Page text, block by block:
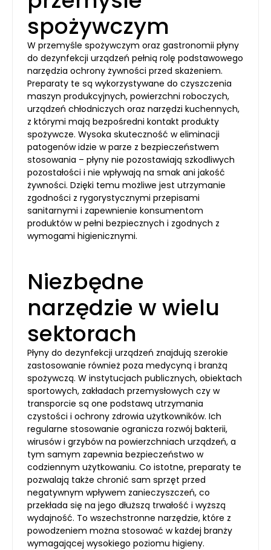
spożywczym
W przemyśle spożywczym oraz gastronomii płyny
do dezynfekcji urządzeń pełnią rolę podstawowego
narzędzia ochrony żywności przed skażeniem.
Preparaty te są wykorzystywane do czyszczenia
maszyn produkcyjnych, powierzchni roboczych,
urządzeń chłodniczych oraz narzędzi kuchennych,
z którymi mają bezpośredni kontakt produkty
spożywcze. Wysoka skuteczność w eliminacji
patogenów idzie w parze z bezpieczeństwem
stosowania – płyny nie pozostawiają szkodliwych
pozostałości i nie wpływają na smak ani jakość
żywności. Dzięki temu możliwe jest utrzymanie
zgodności z rygorystycznymi przepisami
sanitarnymi i zapewnienie konsumentom
produktów w pełni bezpiecznych i zgodnych z
wymogami higienicznymi.
Niezbędne
narzędzie w wielu
sektorach
Płyny do dezynfekcji urządzeń znajdują szerokie
zastosowanie również poza medycyną i branżą
spożywczą. W instytucjach publicznych, obiektach
sportowych, zakładach przemysłowych czy w
transporcie są one podstawą utrzymania
czystości i ochrony zdrowia użytkowników. Ich
regularne stosowanie ogranicza rozwój bakterii,
wirusów i grzybów na powierzchniach urządzeń, a
tym samym zapewnia bezpieczeństwo w
codziennym użytkowaniu. Co istotne, preparaty te
pozwalają także chronić sam sprzęt przed
negatywnym wpływem zanieczyszczeń, co
przekłada się na jego dłuższą trwałość i wyższą
wydajność. To wszechstronne narzędzie, które z
powodzeniem można stosować w każdej branży
wymagającej wysokiego poziomu higieny.